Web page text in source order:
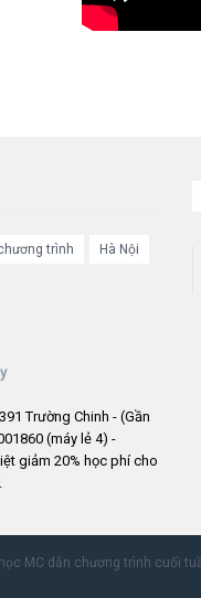
trình Hà Nội
Trường Chinh - (Gần
(máy lẻ 4) -
giảm 20% học phí cho
MC dẫn chương trình cuối